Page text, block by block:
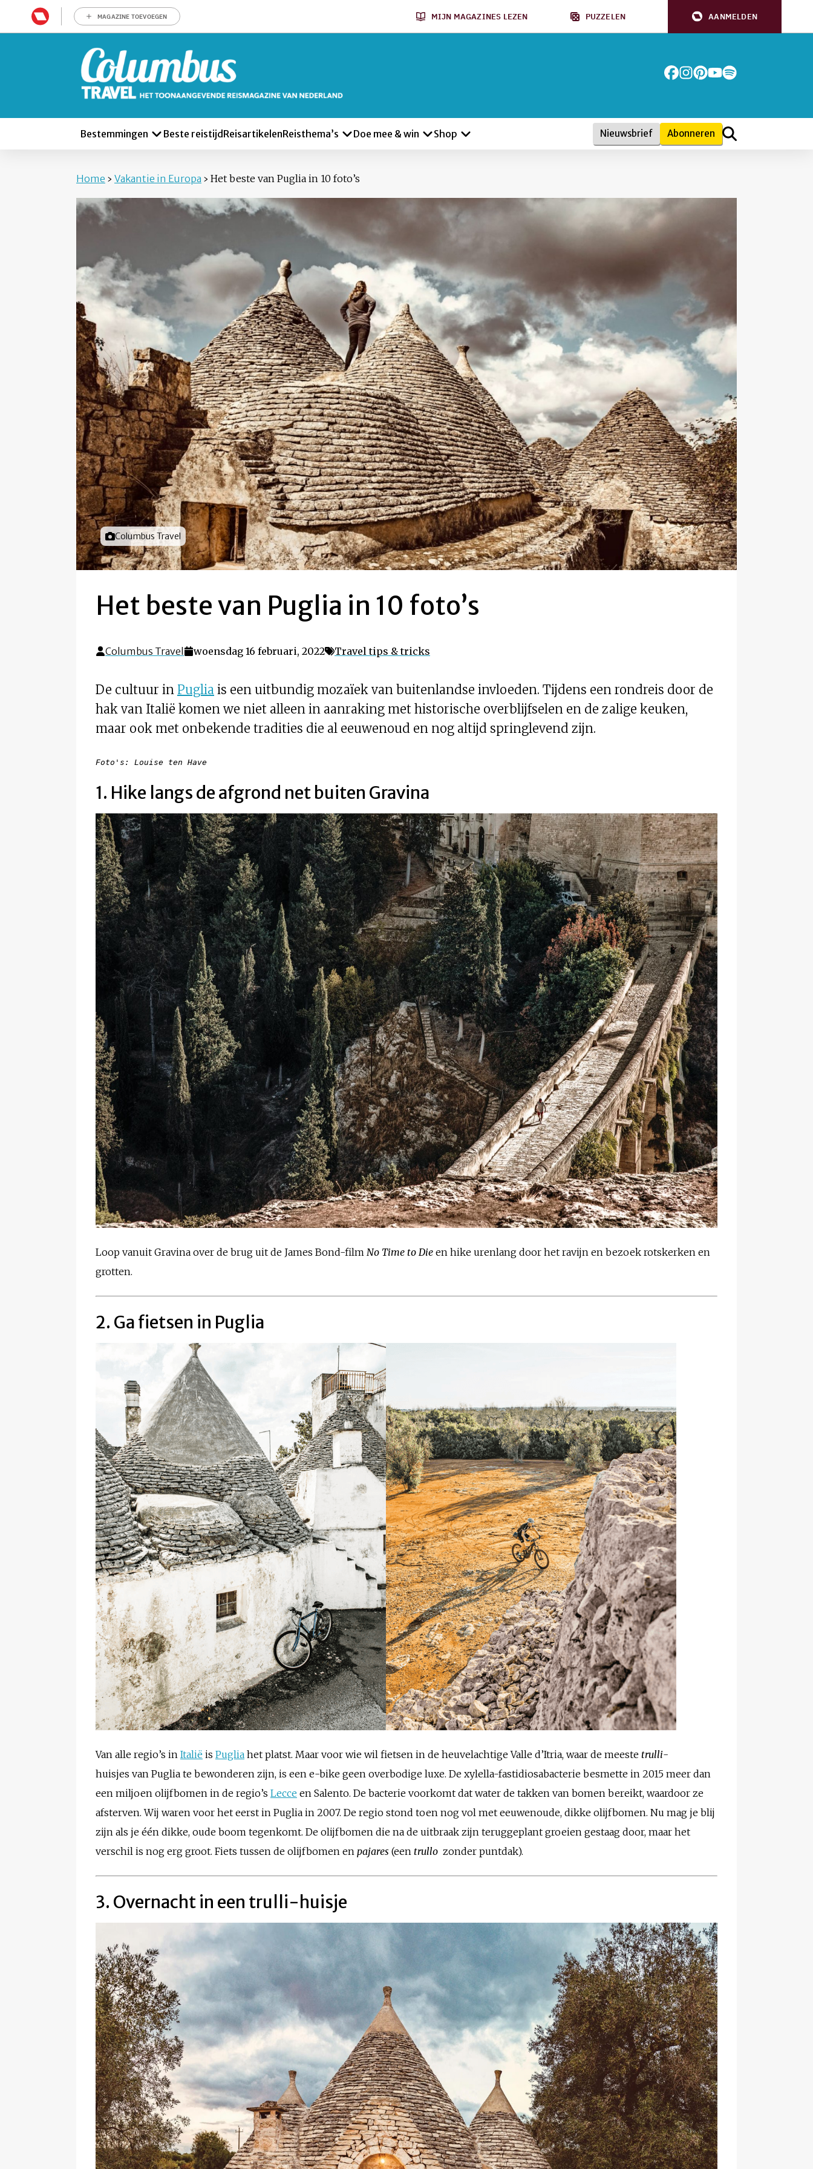
MAGAZINE TOEVOEGEN MIJN MAGAZINES LEZEN PUZZELEN AANMELDEN
Bestemmingen Beste reistijd ReisartikelenReisthema’s Doe mee & win Shop Nieuwsbrief Abonneren
Home › Vakantie in Europa › Het beste van Puglia in 10 foto’s
Foto door
Columbus Travel
Het beste van Puglia in 10 foto’s
Columbus Travel woensdag 16 februari, 2022 Travel tips & tricks
De cultuur in Puglia is een uitbundig mozaïek van buitenlandse invloeden. Tijdens een rondreis door de
hak van Italië komen we niet alleen in aanraking met historische overblijfselen en de zalige keuken,
maar ook met onbekende tradities die al eeuwenoud en nog altijd springlevend zijn.
Foto's: Louise ten Have
1. Hike langs de afgrond net buiten Gravina
Loop vanuit Gravina over de brug uit de James Bond-film No Time to Die en hike urenlang door het ravijn en bezoek rotskerken en
grotten.
2. Ga fietsen in Puglia
Van alle regio’s in Italië is Puglia het platst. Maar voor wie wil fietsen in de heuvelachtige Valle d’Itria, waar de meeste trulli-
huisjes van Puglia te bewonderen zijn, is een e-bike geen overbodige luxe. De xylella-fastidiosabacterie besmette in 2015 meer dan
een miljoen olijfbomen in de regio’s Lecce en Salento. De bacterie voorkomt dat water de takken van bomen bereikt, waardoor ze
afsterven. Wij waren voor het eerst in Puglia in 2007. De regio stond toen nog vol met eeuwenoude, dikke olijfbomen. Nu mag je blij
zijn als je één dikke, oude boom tegenkomt. De olijfbomen die na de uitbraak zijn teruggeplant groeien gestaag door, maar het
verschil is nog erg groot. Fiets tussen de olijfbomen en pajares (een trullo zonder puntdak).
3. Overnacht in een trulli-huisje